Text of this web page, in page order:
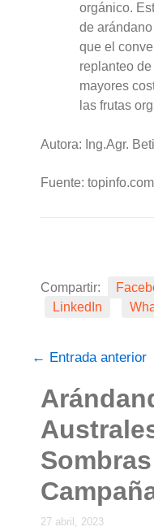
orgánico.
de
que el
replanteo
mayores
las frutas
Autora: Ing.Agr.
Fuente:
Compartir:
LinkedIn
← Entrada anterior
27 abril, 2023